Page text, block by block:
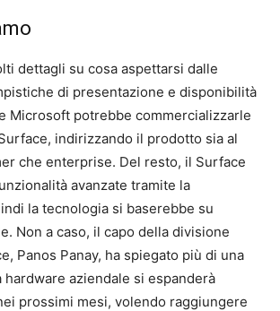
dettagli su cosa aspettarsi dalle
di presentazione e disponibilità
Microsoft potrebbe commercializzarle
indirizzando il prodotto sia al
che enterprise. Del resto, il Surface
avanzate tramite la
la tecnologia si baserebbe su
Non a caso, il capo della divisione
Panos Panay, ha spiegato più di una
hardware aziendale si espanderà
prossimi mesi, volendo raggiungere